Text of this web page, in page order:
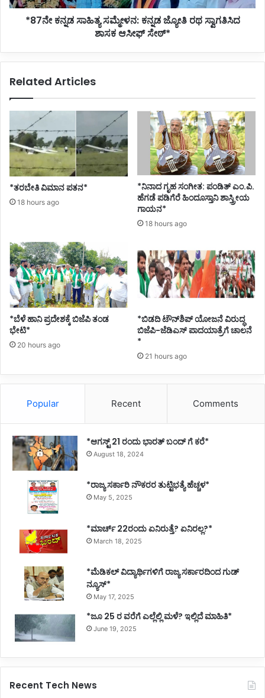
ಶಾಸಕ
ಆಸೀಫ್‌*87ನೇ ಕನ್ನಡ ಸಾಹಿತ್ಯ ಸಮ್ಮೇಳನ: ಕನ್ನಡ ಜ್ಯೋತಿ ರಥ ಸ್ವಾಗತಿಸಿದ
ಶಾಸಕ ಆಸೀಫ್‌ ಸೇಠ್*
Related Articles
*ತರಬೇತಿ ವಿಮಾನ ಪತನ*
18 hours ago
*ನಿನಾದ ಗೃಹ ಸಂಗೀತ: ಪಂಡಿತ್ ಎಂ.ಪಿ.
ಹೆಗಡೆ ಪಡಿಗೆರೆ ಹಿಂದೂಸ್ತಾನಿ ಶಾಸ್ತ್ರೀಯ
ಗಾಯನ*
18 hours ago
*ಬೆಳೆ ಹಾನಿ ಪ್ರದೇಶಕ್ಕೆ ಬಿಜೆಪಿ ತಂಡ
ಭೇಟಿ*
20 hours ago
*ಬಿಡದಿ ಟೌನ್‌ಶಿಪ್ ಯೋಜನೆ ವಿರುದ್ಧ
ಬಿಜೆಪಿ-ಜೆಡಿಎಸ್ ಪಾದಯಾತ್ರೆಗೆ ಚಾಲನೆ
*
21 hours ago
Popular Recent Comments
*ಆಗಸ್ಟ್ 21 ರಂದು ಭಾರತ್‌ ಬಂದ್‌ ಗೆ ಕರೆ*
August 18, 2024
*ರಾಜ್ಯ ಸರ್ಕಾರಿ ನೌಕರರ ತುಟ್ಟಿಭತ್ಯೆ ಹೆಚ್ಚಳ*
May 5, 2025
*ಮಾರ್ಚ್ 22ರಂದು ಏನಿರುತ್ತೆ? ಏನಿರಲ್ಲ?*
March 18, 2025
*ಮೆಡಿಕಲ್ ವಿದ್ಯಾರ್ಥಿಗಳಿಗೆ ರಾಜ್ಯ ಸರ್ಕಾರದಿಂದ ಗುಡ್
ನ್ಯೂಸ್*
May 17, 2025
*ಜೂ 25 ರ ವರೆಗೆ ಎಲ್ಲೆಲ್ಲಿ ಮಳೆ? ಇಲ್ಲಿದೆ ಮಾಹಿತಿ*
June 19, 2025
Recent Tech News